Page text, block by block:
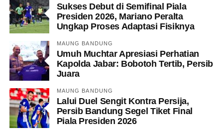
Sukses Debut di Semifinal Piala
Presiden 2026, Mariano Peralta
Ungkap Proses Adaptasi Fisiknya
MAUNG BANDUNG
Umuh Muchtar Apresiasi Perhatian
Kapolda Jabar: Bobotoh Tertib, Persib
Juara
MAUNG BANDUNG
Lalui Duel Sengit Kontra Persija,
Persib Bandung Segel Tiket Final
Piala Presiden 2026